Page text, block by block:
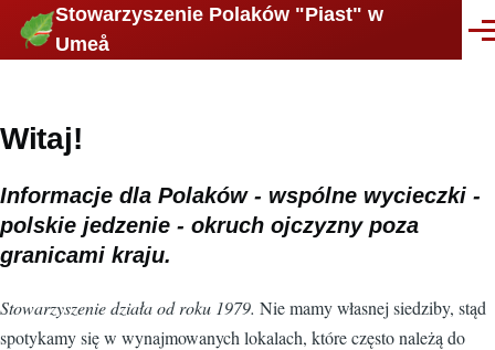
Skip to main content
Stowarzyszenie Polaków "Piast" w
Umeå
Witaj!
Informacje dla Polaków - wspólne wycieczki -
polskie jedzenie - okruch ojczyzny poza
granicami kraju.
Stowarzyszenie działa od roku 1979. Nie mamy własnej siedziby, stąd
spotykamy się w wynajmowanych lokalach, które często należą do